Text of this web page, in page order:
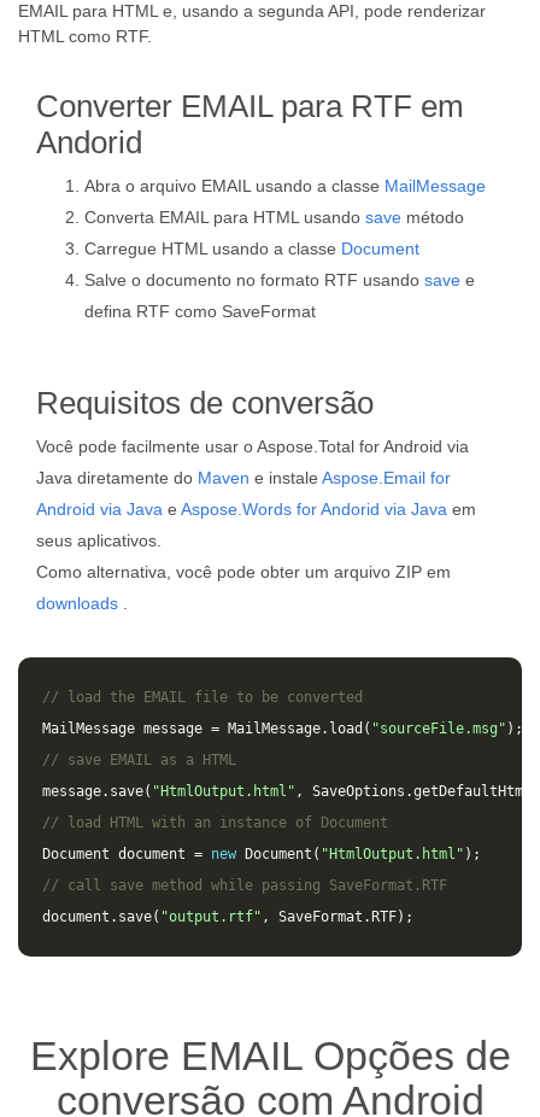
EMAIL para HTML e, usando a segunda API, pode renderizar
HTML como RTF.
Converter EMAIL para RTF em
Andorid
Abra o arquivo EMAIL usando a classe MailMessage
Converta EMAIL para HTML usando save método
Carregue HTML usando a classe Document
Salve o documento no formato RTF usando save e
defina RTF como SaveFormat
Requisitos de conversão
Você pode facilmente usar o Aspose.Total for Android via
Java diretamente do Maven e instale Aspose.Email for
Android via Java e Aspose.Words for Andorid via Java em
seus aplicativos.
Como alternativa, você pode obter um arquivo ZIP em
downloads
// load the EMAIL file to be converted
MailMessage message = MailMessage. load ( "sourceFile.msg" );
// save EMAIL as a HTML
message. save( "HtmlOutput.html" , SaveOptions .getDefaultHtml
// load HTML with an instance of Document
Document document = new Document ( "HtmlOutput.html" );
// call save method while passing SaveFormat.RTF
document . save( "output.rtf" , SaveFormat . RTF);
Explore EMAIL Opções de
conversão com Android